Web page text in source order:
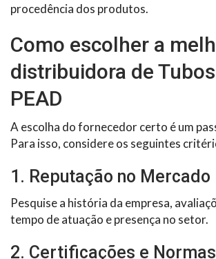
procedência dos produtos.
Como escolher a
distribuidora de
PEAD
A escolha do fornecedor certo é um
Para isso, considere os seguintes
1. Reputação no Mercado
Pesquise a história da empresa,
tempo de atuação e presença no setor.
2. Certificações e Normas